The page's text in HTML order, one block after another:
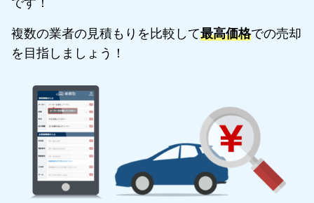
です！
複数の業者の見積もりを比較して最高価格での売却
を目指しましょう！